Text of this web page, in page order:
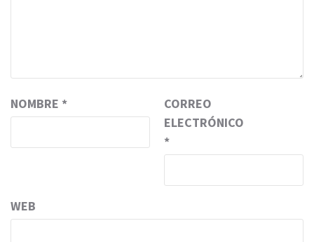
NOMBRE *
CORREO
ELECTRÓNICO
*
WEB